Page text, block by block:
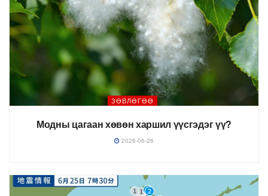
ЗӨВЛӨГӨӨ
Модны цагаан хөвөн харшил үүсгэдэг үү?
2026-06-26